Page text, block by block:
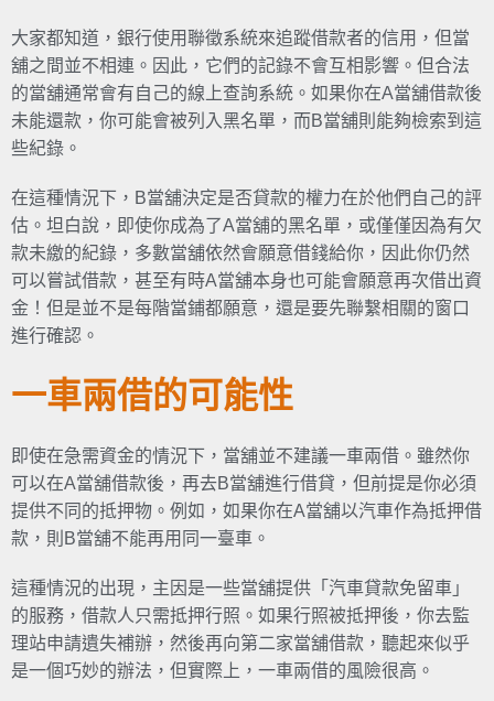
大家都知道，銀行使用聯徵系統來追蹤借款者的信用，但當
舖之間並不相連。因此，它們的記錄不會互相影響。但合法
的當舖通常會有自己的線上查詢系統。如果你在A當舖借款後
未能還款，你可能會被列入黑名單，而B當舖則能夠檢索到這
些紀錄。
在這種情況下，B當舖決定是否貸款的權力在於他們自己的評
估。坦白說，即使你成為了A當舖的黑名單，或僅僅因為有欠
款未繳的紀錄，多數當舖依然會願意借錢給你，因此你仍然
可以嘗試借款，甚至有時A當舖本身也可能會願意再次借出資
金！但是並不是每階當鋪都願意，還是要先聯繫相關的窗口
進行確認。
一車兩借的可能性
即使在急需資金的情況下，當舖並不建議一車兩借。雖然你
可以在A當舖借款後，再去B當舖進行借貸，但前提是你必須
提供不同的抵押物。例如，如果你在A當舖以汽車作為抵押借
款，則B當舖不能再用同一臺車。
這種情況的出現，主因是一些當舖提供「汽車貸款免留車」
的服務，借款人只需抵押行照。如果行照被抵押後，你去監
理站申請遺失補辦，然後再向第二家當舖借款，聽起來似乎
是一個巧妙的辦法，但實際上，一車兩借的風險很高。